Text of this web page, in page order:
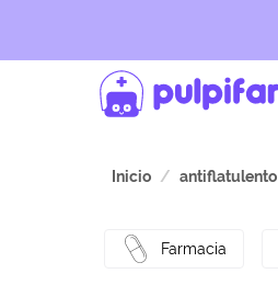
Inicio antiflatulento
Farmacia